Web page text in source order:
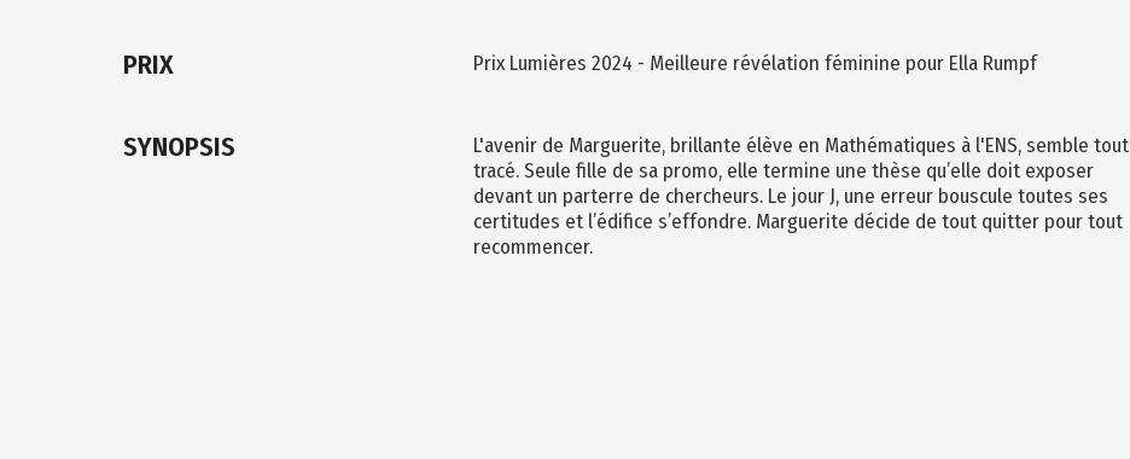
PRIX Prix Lumières 2024 - Meilleure révélation féminine pour Ella Rumpf
SYNOPSIS
L'avenir de Marguerite, brillante élève en Mathématiques à l'ENS, semble tout
tracé. Seule fille de sa promo, elle termine une thèse qu’elle doit exposer
devant un parterre de chercheurs. Le jour J, une erreur bouscule toutes ses
certitudes et l’édifice s’effondre. Marguerite décide de tout quitter pour tout
recommencer.